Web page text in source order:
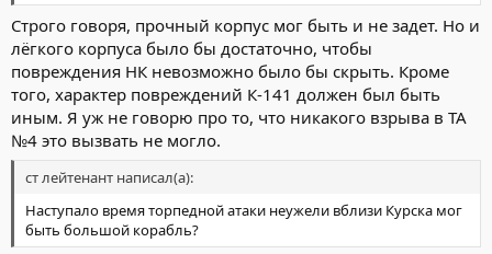
Строго говоря, прочный корпус мог быть и не задет. Но и
лёгкого корпуса было бы достаточно, чтобы
повреждения НК невозможно было бы скрыть. Кроме
того, характер повреждений К-141 должен был быть
иным. Я уж не говорю про то, что никакого взрыва в ТА
№4 это вызвать не могло.
ст лейтенант написал(а):
Наступало время торпедной атаки неужели вблизи Курска мог
быть большой корабль?